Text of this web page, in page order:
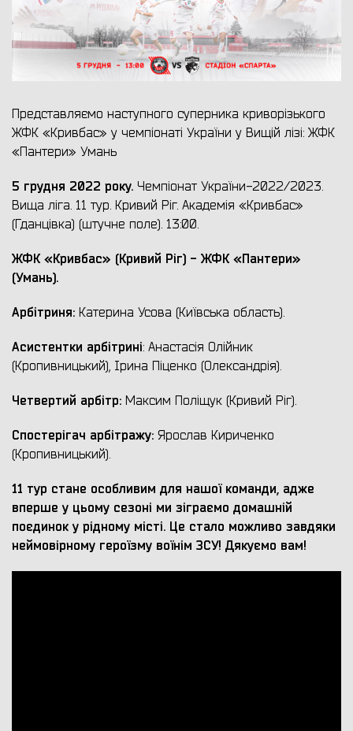
Представляємо наступного суперника криворізького
ЖФК «Кривбас» у чемпіонаті України у Вищій лізі: ЖФК
«Пантери» Умань
5 грудня 2022 року. Чемпіонат України-2022/2023.
Вища ліга. 11 тур. Кривий Ріг. Академія «Кривбас»
(Гданцівка) (штучне поле). 13:00.
ЖФК «Кривбас» (Кривий Ріг) - ЖФК «Пантери»
(Умань).
Арбітриня: Катерина Усова (Київська область).
Асистентки арбітрині: Анастасія Олійник
(Кропивницький), Ірина Піценко (Олександрія).
Четвертий арбітр: Максим Поліщук (Кривий Ріг).
Спостерігач арбітражу: Ярослав Кириченко
(Кропивницький).
11 тур стане особливим для нашої команди, адже
вперше у цьому сезоні ми зіграємо домашній
поєдинок у рідному місті. Це стало можливо завдяки
неймовірному героїзму воїнім ЗСУ! Дякуємо вам!